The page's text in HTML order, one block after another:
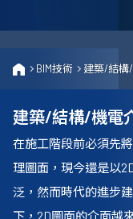
BIM技術 建築/結構
建築/結構/機電
在施工階段前必須先
理圖面，現今還是以
泛，然而時代的進步
下，2D圖面的介面越